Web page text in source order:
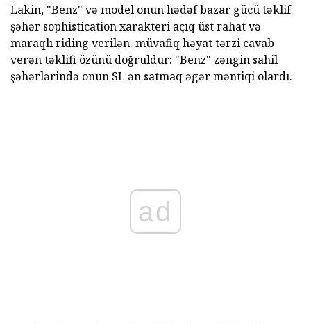
Lakin, "Benz" və model onun hədəf bazar gücü təklif
şəhər sophistication xarakteri açıq üst rahat və
maraqlı riding verilən. müvafiq həyat tərzi cavab
verən təklifi özünü doğruldur: "Benz" zəngin sahil
şəhərlərində onun SL ən satmaq əgər məntiqi olardı.
ad